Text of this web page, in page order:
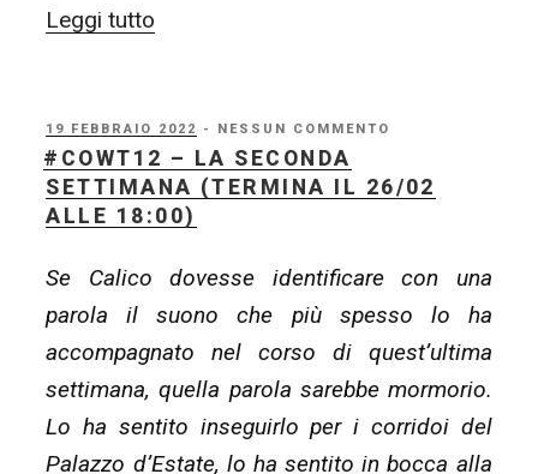
Leggi tutto
terza
settimana
(termina
05/03
alle
18:00)”
PUBBLICATO
IL
19 FEBBRAIO 2022 - NESSUN COMMENTO
#COWT12 – LA SECONDA
SETTIMANA (TERMINA IL 26/02
ALLE 18:00)
Se Calico dovesse identificare con una
parola il suono che più spesso lo ha
accompagnato nel corso di quest’ultima
settimana, quella parola sarebbe mormorio.
Lo ha sentito inseguirlo per i corridoi del
Palazzo d’Estate, lo ha sentito in bocca alla